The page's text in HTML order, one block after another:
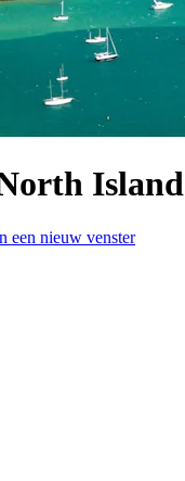
Island
een nieuw venster